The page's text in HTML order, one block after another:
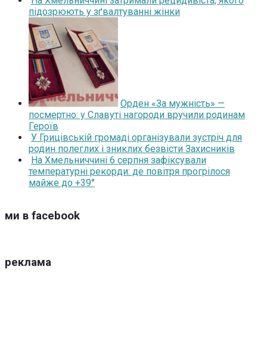
підозрюють у зґвалтуванні жінки
Орден «За мужність» —
посмертно: у Славуті нагороди вручили родинам
Героїв
У Грицівській громаді організували зустріч для
родин полеглих і зниклих безвісти Захисників
На Хмельниччині 6 серпня зафіксували
температурні рекорди: де повітря прогрілося
майже до +39°
ми в facebook
реклама